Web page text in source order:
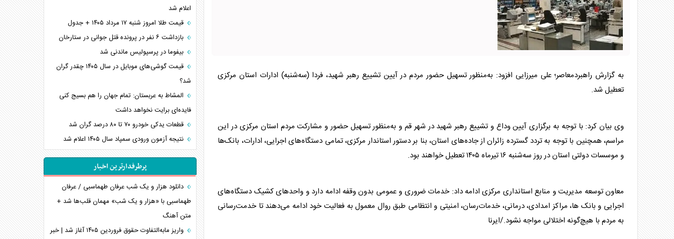
به گزارش راهبردمعاصر؛ علی میرزایی افزود: به‌منظور تسهیل حضور مردم در آیین تشییع رهبر شهید، فردا (سه‌شنبه) ادارات استان مرکزی
تعطیل شد.
وی بیان کرد: با توجه به برگزاری آیین وداع و تشییع رهبر شهید در شهر قم و به‌منظور تسهیل حضور و مشارکت مردم استان مرکزی در این
مراسم، همچنین با توجه به تردد گسترده زائران از جاده‌های استان، بنا بر دستور استاندار مرکزی، تمامی دستگاه‌های اجرایی، ادارات، بانک‌ها
و موسسات دولتی استان در روز سه‌شنبه ۱۶ تیرماه ۱۴۰۵ تعطیل خواهند بود.
معاون توسعه مدیریت و منابع استانداری مرکزی ادامه داد: خدمات ضروری و عمومی بدون وقفه ادامه دارد و واحدهای کشیک دستگاه‌های
اجرایی و بانک ها، مراکز امدادی، درمانی، خدمات‌رسان، امنیتی و انتظامی طبق روال معمول به فعالیت خود ادامه می‌دهند تا خدمت‌رسانی
به مردم با هیچ‌گونه اختلالی مواجه نشود./ایرنا
اعلام شد
قیمت طلا امروز شنبه ۱۷ مرداد ۱۴۰۵ + جدول
بازداشت ۶ نفر در پرونده قتل جوانی در ستارخان
بیفوما در پرسپولیس ماندنی شد
قیمت گوشی‌های موبایل در سال ۱۴۰۵ چقدر گران
شد؟
المشاط به عربستان: تمام جهان را هم بسیج کنی
فایده‌ای برایت نخواهد داشت
قطعات یدکی خودرو ۷۰ تا ۸۰ درصد گران شد
نتیجه آزمون ورودی سمپاد سال ۱۴۰۵ اعلام شد
پرطرفدارترین اخبار
دانلود هزار و یک شب عرفان طهماسبی / عرفان
طهماسبی با «هزار و یک شب» مهمان قلب‌ها شد +
متن آهنگ
واریز مابه‌التفاوت حقوق فروردین ۱۴۰۵ آغاز شد | خبر